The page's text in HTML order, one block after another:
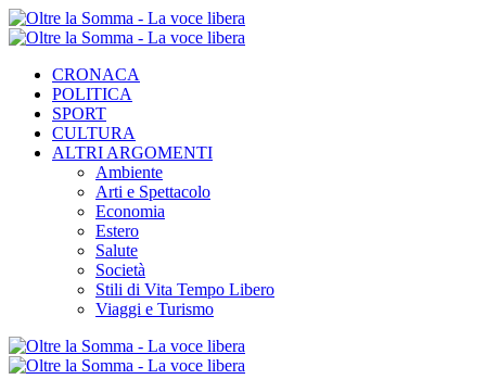
CRONACA
POLITICA
SPORT
CULTURA
ALTRI ARGOMENTI
Ambiente
Arti e Spettacolo
Economia
Estero
Salute
Società
Stili di Vita Tempo Libero
Viaggi e Turismo